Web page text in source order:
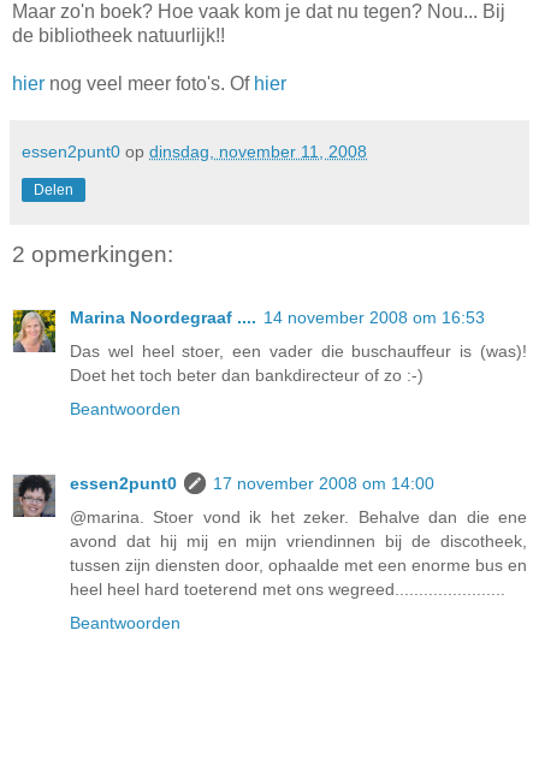
Maar zo'n boek? Hoe vaak kom je dat nu tegen? Nou... Bij
de bibliotheek natuurlijk!!
hier nog veel meer foto's. Of hier
essen2punt0 op dinsdag, november 11, 2008
Delen
2 opmerkingen:
Marina Noordegraaf .... 14 november 2008 om 16:53
Das wel heel stoer, een vader die buschauffeur is (was)!
Doet het toch beter dan bankdirecteur of zo :-)
Beantwoorden
essen2punt0
17 november 2008 om 14:00
@marina. Stoer vond ik het zeker. Behalve dan die ene
avond dat hij mij en mijn vriendinnen bij de discotheek,
tussen zijn diensten door, ophaalde met een enorme bus en
heel heel hard toeterend met ons wegreed.......................
Beantwoorden